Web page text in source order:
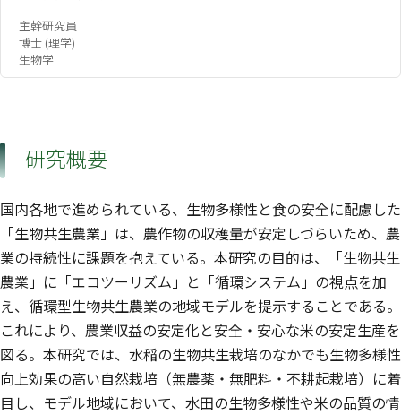
主幹研究員
博士 (理学)
生物学
研究概要
国内各地で進められている、生物多様性と食の安全に配慮した
「生物共生農業」は、農作物の収穫量が安定しづらいため、農
業の持続性に課題を抱えている。本研究の目的は、「生物共生
農業」に「エコツーリズム」と「循環システム」の視点を加
え、循環型生物共生農業の地域モデルを提示することである。
これにより、農業収益の安定化と安全・安心な米の安定生産を
図る。本研究では、水稲の生物共生栽培のなかでも生物多様性
向上効果の高い自然栽培（無農薬・無肥料・不耕起栽培）に着
目し、モデル地域において、水田の生物多様性や米の品質の情